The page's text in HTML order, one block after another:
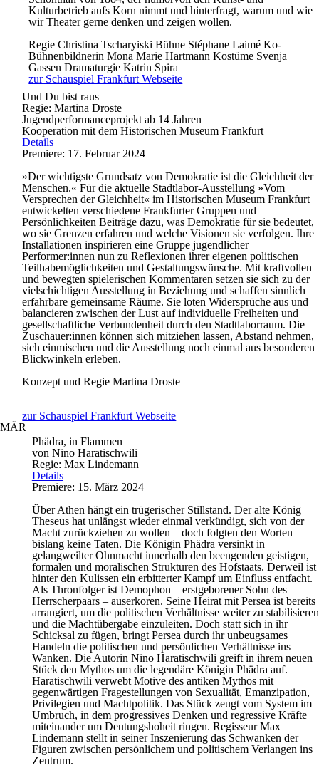
Kulturbetrieb aufs Korn nimmt und hinterfragt, warum und wie
wir Theater gerne denken und zeigen wollen.
Regie Christina TscharyiskiBühne Stéphane LaiméKo-
Bühnenbildnerin Mona Marie HartmannKostüme Svenja
GassenDramaturgie Katrin Spira
zur Schauspiel Frankfurt Webseite
Und Du bist raus
Regie: Martina Droste
Jugendperformanceprojekt ab 14 Jahren
Kooperation mit dem Historischen Museum Frankfurt
Details
Premiere: 17. Februar 2024
»Der wichtigste Grundsatz von Demokratie ist die Gleichheit der
Menschen.« Für die aktuelle Stadtlabor-Ausstellung »Vom
Versprechen der Gleichheit« im Historischen Museum Frankfurt
entwickelten verschiedene Frankfurter Gruppen und
Persönlichkeiten Beiträge dazu, was Demokratie für sie bedeutet,
wo sie Grenzen erfahren und welche Visionen sie verfolgen. Ihre
Installationen inspirieren eine Gruppe jugendlicher
Performer:innen nun zu Reflexionen ihrer eigenen politischen
Teilhabemöglichkeiten und Gestaltungswünsche. Mit kraftvollen
und bewegten spielerischen Kommentaren setzen sie sich zu der
vielschichtigen Ausstellung in Beziehung und schaffen sinnlich
erfahrbare gemeinsame Räume. Sie loten Widersprüche aus und
balancieren zwischen der Lust auf individuelle Freiheiten und
gesellschaftliche Verbundenheit durch den Stadtlaborraum. Die
Zuschauer:innen können sich mitziehen lassen, Abstand nehmen,
sich einmischen und die Ausstellung noch einmal aus besonderen
Blickwinkeln erleben.
Konzept und Regie Martina Droste
zur Schauspiel Frankfurt Webseite
MÄR
Phädra, in Flammen
von Nino Haratischwili
Regie: Max Lindemann
Details
Premiere: 15. März 2024
Über Athen hängt ein trügerischer Stillstand. Der alte König
Theseus hat unlängst wieder einmal verkündigt, sich von der
Macht zurückziehen zu wollen – doch folgten den Worten
bislang keine Taten. Die Königin Phädra versinkt in
gelangweilter Ohnmacht innerhalb den beengenden geistigen,
formalen und moralischen Strukturen des Hofstaats. Derweil ist
hinter den Kulissen ein erbitterter Kampf um Einfluss entfacht.
Als Thronfolger ist Demophon – erstgeborener Sohn des
Herrscherpaars – auserkoren. Seine Heirat mit Persea ist bereits
arrangiert, um die politischen Verhältnisse weiter zu stabilisieren
und die Machtübergabe einzuleiten. Doch statt sich in ihr
Schicksal zu fügen, bringt Persea durch ihr unbeugsames
Handeln die politischen und persönlichen Verhältnisse ins
Wanken. Die Autorin Nino Haratischwili greift in ihrem neuen
Stück den Mythos um die legendäre Königin Phädra auf.
Haratischwili verwebt Motive des antiken Mythos mit
gegenwärtigen Fragestellungen von Sexualität, Emanzipation,
Privilegien und Machtpolitik. Das Stück zeugt vom System im
Umbruch, in dem progressives Denken und regressive Kräfte
miteinander um Deutungshoheit ringen. Regisseur Max
Lindemann stellt in seiner Inszenierung das Schwanken der
Figuren zwischen persönlichem und politischem Verlangen ins
Zentrum.